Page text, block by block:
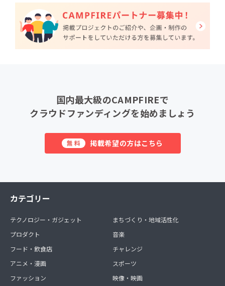
国内最大級のCAMPFIREで
クラウドファンディングを始めましょう
無料 掲載希望の方はこちら
カテゴリー
テクノロジー・ガジェット
プロダクト
フード・飲食店
アニメ・漫画
ファッション
まちづくり・地域活性化
音楽
チャレンジ
スポーツ
映像・映画